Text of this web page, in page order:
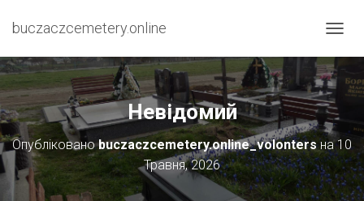
buczaczcemetery.online
Е
Р
Е
М
К
Н
У
И
Н
Невідомий
Опублікованоbuczaczcemetery.online_volontersна10
Травня, 2026